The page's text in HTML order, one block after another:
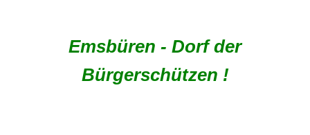
Emsbüren - Dorf der
Bürgerschützen !